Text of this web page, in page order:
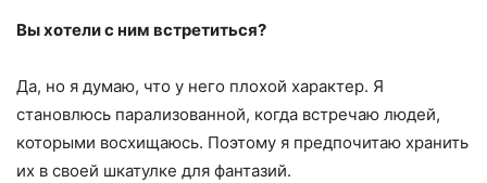
Вы хотели с ним встретиться?
Да, но я думаю, что у него плохой характер. Я
становлюсь парализованной, когда встречаю людей,
которыми восхищаюсь. Поэтому я предпочитаю хранить
их в своей шкатулке для фантазий.